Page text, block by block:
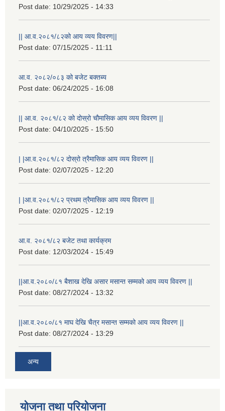
Post date: 10/29/2025 - 14:33
|| आ.व.२०८१/८२को आय व्यय विवरण||
Post date: 07/15/2025 - 11:11
आ.व. २०८२/०८३ को बजेट बक्तब्य
Post date: 06/24/2025 - 16:08
|| आ.व. २०८१/८२ को दोस्रो चौमासिक आय व्यय विवरण ||
Post date: 04/10/2025 - 15:50
| |आ.व.२०८१/८२ दोस्रो त्रैमासिक आय व्यय विवरण ||
Post date: 02/07/2025 - 12:20
| |आ.व.२०८१/८२ प्रथम त्रैमासिक आय व्यय विवरण ||
Post date: 02/07/2025 - 12:19
आ.व. २०८१/८२ बजेट तथा कार्यक्रम
Post date: 12/03/2024 - 15:49
||आ.व.२०८०/८१ बैशाख देखि असार मसान्त सम्मको आय व्यय विवरण ||
Post date: 08/27/2024 - 13:32
||आ.व.२०८०/८१ माघ देखि चैत्र मसान्त सम्मको आय व्यय विवरण ||
Post date: 08/27/2024 - 13:29
अन्य
योजना तथा परियोजना